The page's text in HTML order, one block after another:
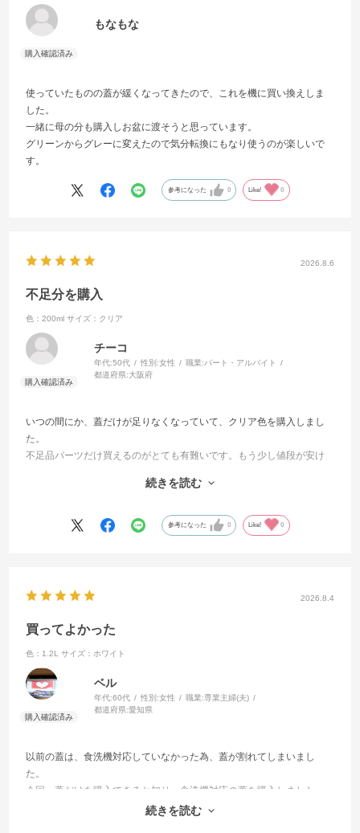
もなもな
使っていたものの蓋が緩くなってきたので、これを機に買い換えしま
した。
一緒に母の分も購入しお盆に渡そうと思っています。
グリーンからグレーに変えたので気分転換にもなり使うのが楽しいで
す。
参考になった 0 Like! 0
2026.8.6
不足分を購入
色：200ml サイズ：クリア
チーコ
年代:50代 性別:女性 職業:パート・アルバイト
都道府県:大阪府
いつの間にか、蓋だけが足りなくなっていて、クリア色を購入しまし
た。
不足品パーツだけ買えるのがとても有難いです。もう少し値段が安け
な値段なので。使える容器を無駄にしたくなかったので不足分購入で
続きを読む
参考になった 0 Like! 0
2026.8.4
買ってよかった
色：1.2L サイズ：ホワイト
ベル
年代:60代 性別:女性 職業:専業主婦(夫)
都道府県:愛知県
以前の蓋は、食洗機対応していなかった為、蓋が割れてしまいまし
た。
今回、蓋だけを購入できると知り、食洗機対応の蓋を購入しました。
以前の蓋のような、透明感は有りませんが、毎回別に手洗いしなくて
続きを読む